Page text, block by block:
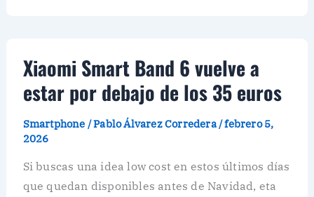
Xiaomi Smart Band 6 vuelve a
estar por debajo de los 35 euros
Smartphone /Pablo Álvarez Corredera/febrero 5,
2026
Si buscas una idea low cost en estos últimos días
que quedan disponibles antes de Navidad, eta